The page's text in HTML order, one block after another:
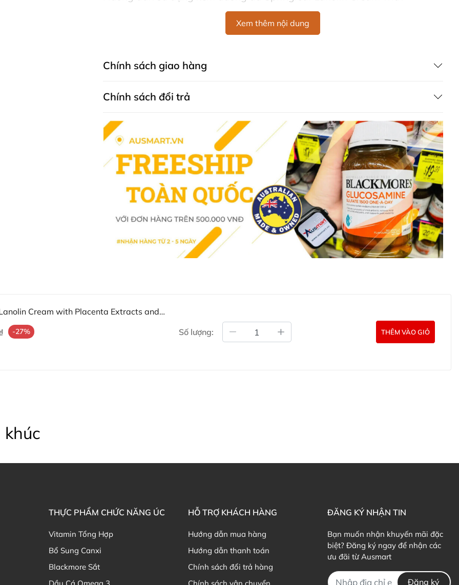
Placenta Extracts and Vitamin E
Sử dụng Springleaf Lanolin Cream with Placenta Extracts and Vitamin E như sau:
Massage nhẹ nhàng để kem thẩm thấu hoàn toàn, giúp da mềm mịn và duy trì vẻ
Lưu ý
Ngưng sử dụng ngay nếu có bất kỳ dấu hiệu dị ứng nào xuất hiện.
Kem dưỡng da Springleaf Lanolin Cream with Placenta Extracts and Vitamin E 100g
không chỉ cung cấp độ ẩm tối ưu mà còn bảo vệ và tái tạo làn da. Đây là sản phẩm không
thể thiếu trong quy trình chăm sóc da hàng ngày, mang lại làn da khỏe mạnh, mịn màng
Mua Kem dưỡng da Springleaf Lanolin Cream with Placenta Extracts and
Vitamin E ở đâu?
Khách hàng có thể đặt mua Kem dưỡng Springleaf Lanolin Placenta Vitamin E Green trực
tiếp trên website hoặc liên hệ với các kênh tư vấn hỗ trợ khách hàng của Ausmart tại:
Facebook Ausmart.au | Hàng Úc chính hãng
Thạc sĩ Điều dưỡng & Cố vấn sản phẩm Lily Huỳnh
Xem thêm nội dung
Chính sách giao hàng
Chính sách đổi trả
Cream with Placenta Extracts and
-27% Số lượng: THÊM VÀO GIỎ
khúc
THỰC PHẨM CHỨC NĂNG ÚC
Vitamin Tổng Hợp
Bổ Sung Canxi
Blackmore Sắt
Dầu Cá Omega 3
HỖ TRỢ KHÁCH HÀNG
Hướng dẫn mua hàng
Hướng dẫn thanh toán
Chính sách đổi trả hàng
Chính sách vận chuyển
ĐĂNG KÝ NHẬN TIN
Bạn muốn nhận khuyến mãi đặc
biệt? Đăng ký ngay để nhận các
ưu đãi từ Ausmart
Đăng ký